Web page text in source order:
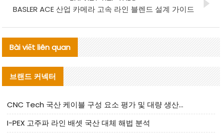
BASLER ACE 산업 카메라 고속 라인 블렌드 설계 가이드
Bài viết liên quan
브랜드 커넥터
CNC Tech 국산 케이블 구성 요소 평가 및 대량 생산 적합성 가이드
I-PEX 고주파 라인 배셋 국산 대체 해법 분석